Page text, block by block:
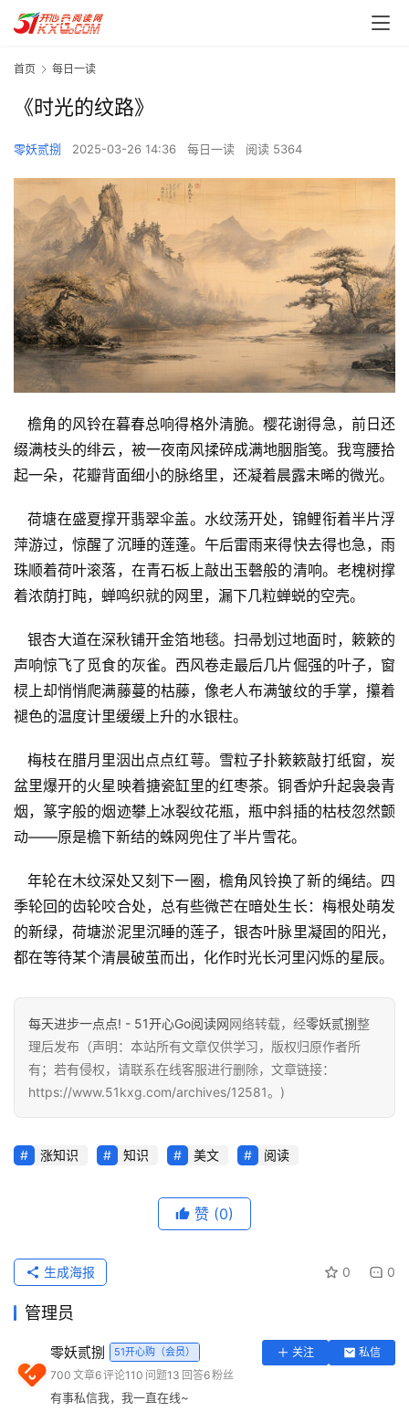
用
具
登录
首页 每日一读
《时光的纹路》
零妖贰捌 2025-03-26 14:36 每日一读 阅读 5364
檐角的风铃在暮春总响得格外清脆。樱花谢得急，前日还
缀满枝头的绯云，被一夜南风揉碎成满地胭脂笺。我弯腰拾
起一朵，花瓣背面细小的脉络里，还凝着晨露未晞的微光。
荷塘在盛夏撑开翡翠伞盖。水纹荡开处，锦鲤衔着半片浮
萍游过，惊醒了沉睡的莲蓬。午后雷雨来得快去得也急，雨
珠顺着荷叶滚落，在青石板上敲出玉磬般的清响。老槐树撑
着浓荫打盹，蝉鸣织就的网里，漏下几粒蝉蜕的空壳。
银杏大道在深秋铺开金箔地毯。扫帚划过地面时，簌簌的
声响惊飞了觅食的灰雀。西风卷走最后几片倔强的叶子，窗
棂上却悄悄爬满藤蔓的枯藤，像老人布满皱纹的手掌，攥着
褪色的温度计里缓缓上升的水银柱。
梅枝在腊月里洇出点点红萼。雪粒子扑簌簌敲打纸窗，炭
盆里爆开的火星映着搪瓷缸里的红枣茶。铜香炉升起袅袅青
烟，篆字般的烟迹攀上冰裂纹花瓶，瓶中斜插的枯枝忽然颤
动——原是檐下新结的蛛网兜住了半片雪花。
年轮在木纹深处又刻下一圈，檐角风铃换了新的绳结。四
季轮回的齿轮咬合处，总有些微芒在暗处生长：梅根处萌发
的新绿，荷塘淤泥里沉睡的莲子，银杏叶脉里凝固的阳光，
都在等待某个清晨破茧而出，化作时光长河里闪烁的星辰。
每天进步一点点! - 51开心Go阅读网网络转载，经零妖贰捌整
理后发布（声明：本站所有文章仅供学习，版权归原作者所
有；若有侵权，请联系在线客服进行删除，文章链接：
https://www.51kxg.com/archives/12581。)
涨知识 知识 美文 阅读
赞 (0)
0 0
生成海报
管理员
零妖贰捌 51开心购（会员） 关注
私信
700 文章6评论110 问题13 回答6粉丝
有事私信我，我一直在线~